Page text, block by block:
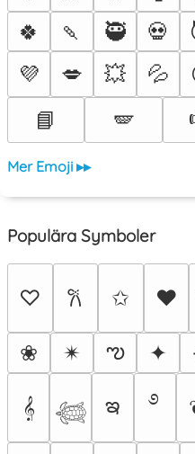
🍀
🍡 🥷 💀
💜
💋 💥 💦
📘
🪽
Mer Emoji ▸▸
Populära Symboler
♡ 𐙚 ✩ ♥
❀ ✴︎ ఌ ✦
𝄞 𓆉 ఇ ࿔